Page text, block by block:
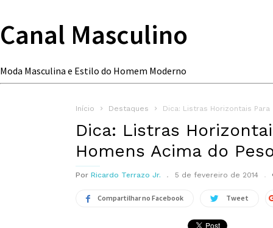
Canal Masculino
Moda Masculina e Estilo do Homem Moderno
Início Destaques Dica: Listras Horizontais
Dica: Listras
Homens Acima do
Por Ricardo Terrazo Jr. 5 de fevereiro de 2014
Compartilhar no Facebook Tweet